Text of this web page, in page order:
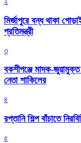
মির্জাপুরে বন্ধ থাকা
প্রতিমন্ত্রী
৩
বকশীগঞ্জে মাদক-
নেতা শাকিলের
৪
রপ্তানি শিল্প বাঁচাতে
৫